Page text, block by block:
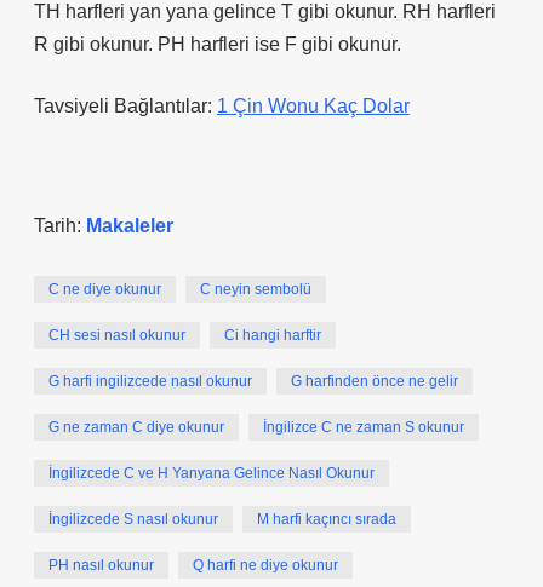
TH harfleri yan yana gelince T gibi okunur. RH harfleri
R gibi okunur. PH harfleri ise F gibi okunur.
Tavsiyeli Bağlantılar: 1 Çin Wonu Kaç Dolar
Tarih: Makaleler
C ne diye okunur C neyin sembolü
CH sesi nasıl okunur Ci hangi harftir
G harfi ingilizcede nasıl okunur G harfinden önce ne gelir
G ne zaman C diye okunur İngilizce C ne zaman S okunur
İngilizcede C ve H Yanyana Gelince Nasıl Okunur
İngilizcede S nasıl okunur M harfi kaçıncı sırada
PH nasıl okunur Q harfi ne diye okunur